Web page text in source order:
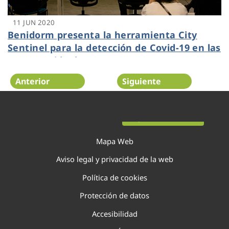
11 JUN 2020
Benidorm presenta la herramienta City
Sentinel para la detección de Covid-19 en las
aguas residuales
Anterior Siguiente
Mapa Web
Aviso legal y privacidad de la web
Política de cookies
Protección de datos
Accesibilidad